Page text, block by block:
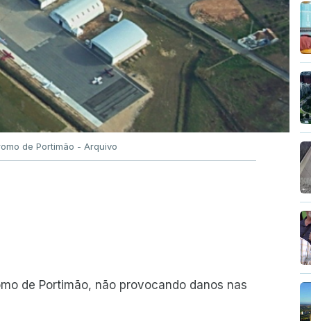
de Portimão - Arquivo
de Portimão, não provocando danos nas